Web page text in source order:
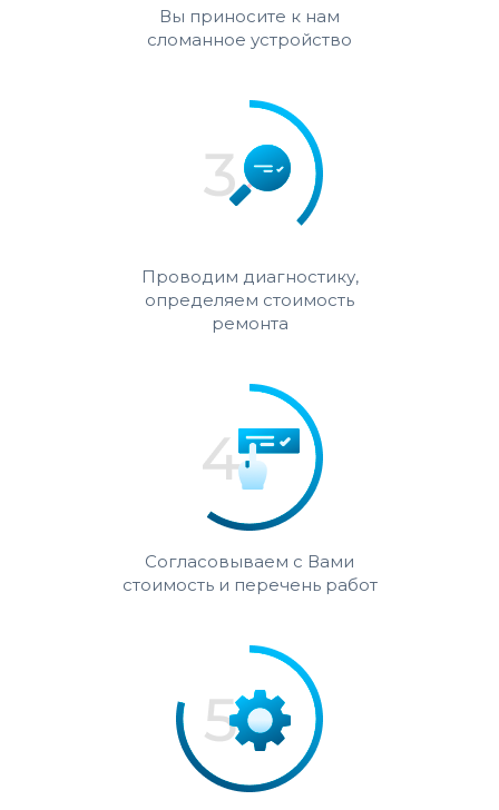
Вы приносите к нам
сломанное устройство
Проводим диагностику,
определяем стоимость
ремонта
Согласовываем с Вами
стоимость и перечень работ